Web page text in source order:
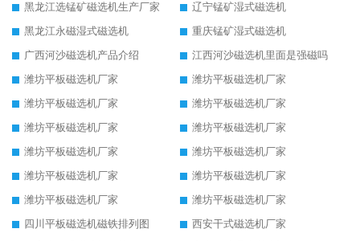
黑龙江选锰矿磁选机生产厂家
辽宁锰矿湿式磁选机
黑龙江永磁湿式磁选机
重庆锰矿湿式磁选机
广西河沙磁选机产品介绍
江西河沙磁选机里面是强磁吗
潍坊平板磁选机厂家
潍坊平板磁选机厂家
潍坊平板磁选机厂家
潍坊平板磁选机厂家
潍坊平板磁选机厂家
潍坊平板磁选机厂家
潍坊平板磁选机厂家
潍坊平板磁选机厂家
潍坊平板磁选机厂家
潍坊平板磁选机厂家
潍坊平板磁选机厂家
潍坊平板磁选机厂家
四川平板磁选机磁铁排列图
西安干式磁选机厂家